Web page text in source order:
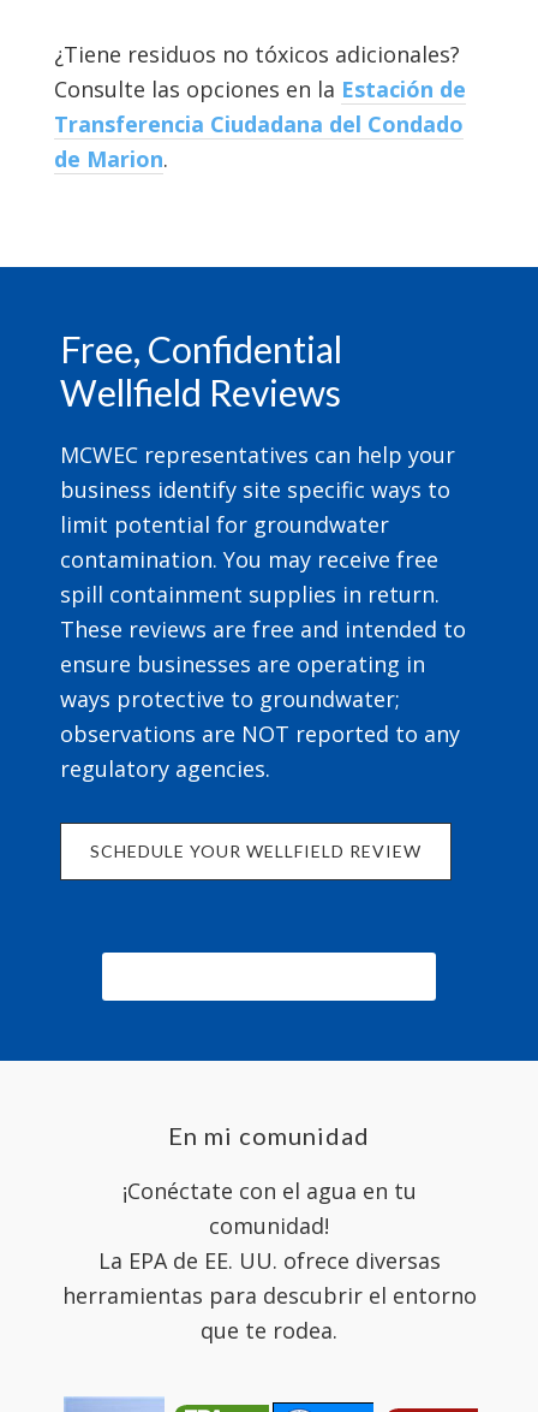
¿Tiene residuos no tóxicos adicionales?
Consulte las opciones en la Estación de
Transferencia Ciudadana del Condado
de Marion.
Free, Confidential
Wellfield Reviews
MCWEC representatives can help your
business identify site specific ways to
limit potential for groundwater
contamination. You may receive free
spill containment supplies in return.
These reviews are free and intended to
ensure businesses are operating in
ways protective to groundwater;
observations are NOT reported to any
regulatory agencies.
SCHEDULE YOUR WELLFIELD REVIEW
En mi comunidad
¡Conéctate con el agua en tu
comunidad!
La EPA de EE. UU. ofrece diversas
herramientas para descubrir el entorno
que te rodea.